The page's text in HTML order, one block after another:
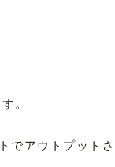
。
でアウトプットさ